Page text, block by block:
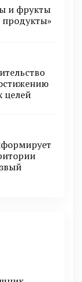
и фрукты
целей